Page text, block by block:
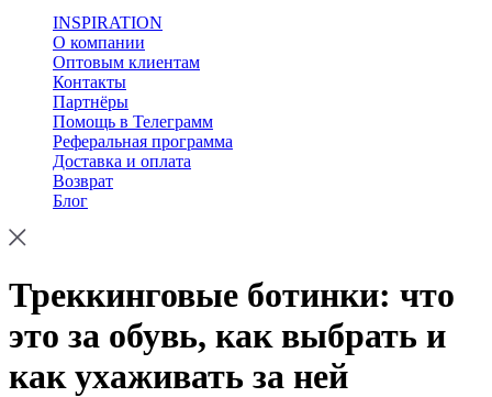
INSPIRATION
О компании
Оптовым клиентам
Контакты
Партнёры
Помощь в Телеграмм
Реферальная программа
Доставка и оплата
Возврат
Блог
Треккинговые ботинки: что
это за обувь, как выбрать и
как ухаживать за ней